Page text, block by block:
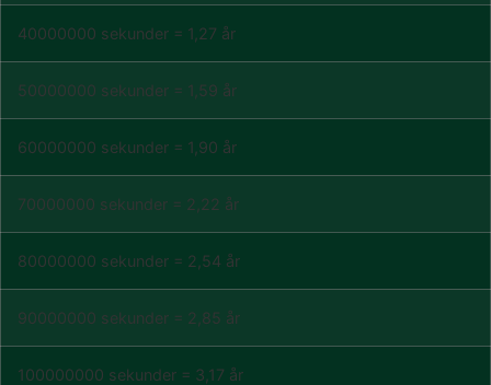
40000000 sekunder = 1,27 år
50000000 sekunder = 1,59 år
60000000 sekunder = 1,90 år
70000000 sekunder = 2,22 år
80000000 sekunder = 2,54 år
90000000 sekunder = 2,85 år
100000000 sekunder = 3,17 år